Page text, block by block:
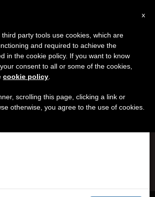
Tagged
×
al 7 de agosto haremos la pausa
que en el periodo de verano
informaciones y también el
x
party tools use cookies, which are
and required to achieve the
in the cookie policy. If you want to know
consent to all or some of the cookies,
cookie policy
scrolling this page, clicking a link or
otherwise, you agree to the use of cookies.